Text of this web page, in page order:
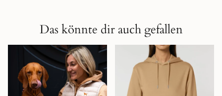
Das könnte dir auch gefallen